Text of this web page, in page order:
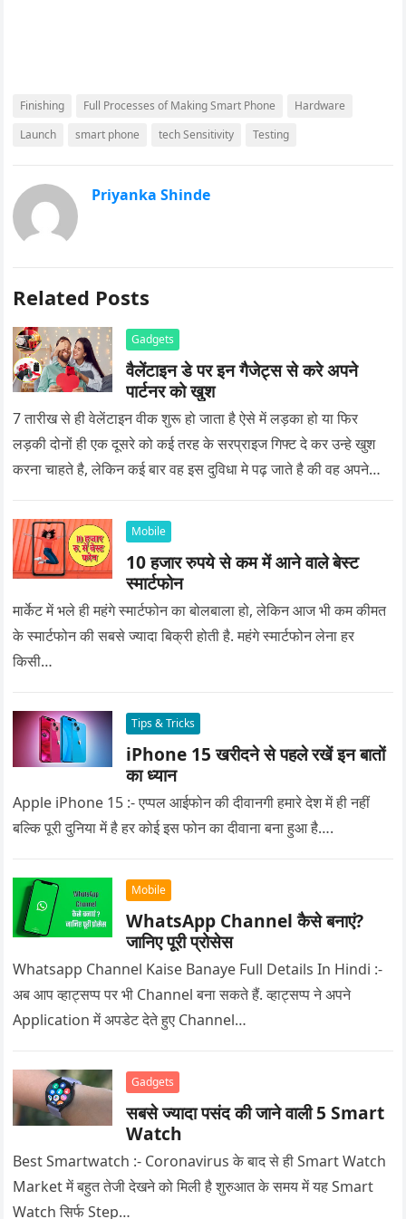
Finishing Full Processes of Making Smart Phone
Hardware
Launch
smart phone tech Sensitivity Testing
Priyanka Shinde
Related Posts
Gadgets
वैलेंटाइन डे पर इन गैजेट्स से करे अपने
पार्टनर को खुश
7 तारीख से ही वेलेंटाइन वीक शुरू हो जाता है ऐसे में लड़का हो या फिर
लड़की दोनों ही एक दूसरे को कई तरह के सरप्राइज गिफ्ट दे कर उन्हे खुश
करना चाहते है, लेकिन कई बार वह इस दुविधा मे पढ़ जाते है की वह अपने
Mobile
10 हजार रुपये से कम में आने वाले बेस्ट
स्मार्टफोन
मार्केट में भले ही महंगे स्मार्टफोन का बोलबाला हो, लेकिन आज भी कम कीमत
के स्मार्टफोन की सबसे ज्यादा बिक्री होती है. महंगे स्मार्टफोन लेना हर
किसी…
Tips & Tricks
iPhone 15 खरीदने से पहले रखें इन बातों
का ध्यान
Apple iPhone 15 :- एप्पल आईफोन की दीवानगी हमारे देश में ही नहीं
बल्कि पूरी दुनिया में है हर कोई इस फोन का दीवाना बना हुआ है….
Mobile
WhatsApp Channel कैसे बनाएं?
जानिए पूरी प्रोसेस
Whatsapp Channel Kaise Banaye Full Details In Hindi :-
अब आप व्हाट्सप्प पर भी Channel बना सकते हैं. व्हाट्सप्प ने अपने
Application में अपडेट देते हुए Channel…
Gadgets
सबसे ज्यादा पसंद की जाने वाली 5 Smart
Watch
Best Smartwatch :- Coronavirus के बाद से ही Smart Watch
Market में बहुत तेजी देखने को मिली है शुरुआत के समय में यह Smart
Watch सिर्फ Step…